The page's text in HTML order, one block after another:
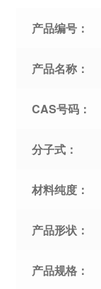
产品编号：
产品名称：
CAS号码：
分子式：
材料纯度：
产品形状：
产品规格：